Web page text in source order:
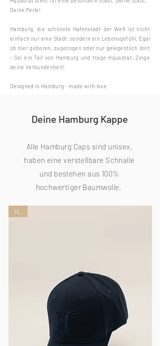
Deine Perle!
Hamburg, die schönste Hafenstadt der Welt ist nicht
einfach nur eine Stadt, sondern ein Lebensgefühl. Egal
ob hier geboren, zugezogen oder nur gelegentlich dort
- Sei ein Teil von Hamburg und trage Hquadrat . Zeige
deine Verbundenheit!
Designed in Hamburg - made with love
Deine Hamburg Kappe
Alle Hamburg Caps sind unisex,
haben eine verstellbare Schnalle
und bestehen aus 100%
hochwertiger Baumwolle.
Neu